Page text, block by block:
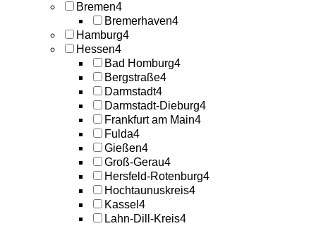
Bremen4
Bremerhaven4
Hamburg4
Hessen4
Bad Homburg4
Bergstraße4
Darmstadt4
Darmstadt-Dieburg4
Frankfurt am Main4
Fulda4
Gießen4
Groß-Gerau4
Hersfeld-Rotenburg4
Hochtaunuskreis4
Kassel 4
Lahn-Dill-Kreis4